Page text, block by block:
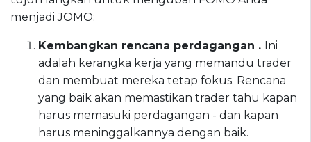
menjadi JOMO:
Kembangkan rencana perdagangan . Ini
adalah kerangka kerja yang memandu trader
dan membuat mereka tetap fokus. Rencana
yang baik akan memastikan trader tahu kapan
harus memasuki perdagangan - dan kapan
harus meninggalkannya dengan baik.